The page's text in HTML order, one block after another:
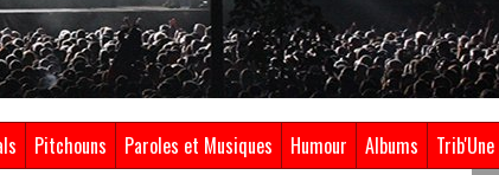
Pitchouns Paroles et Musiques Humour Albums Trib'Une
18/
13/